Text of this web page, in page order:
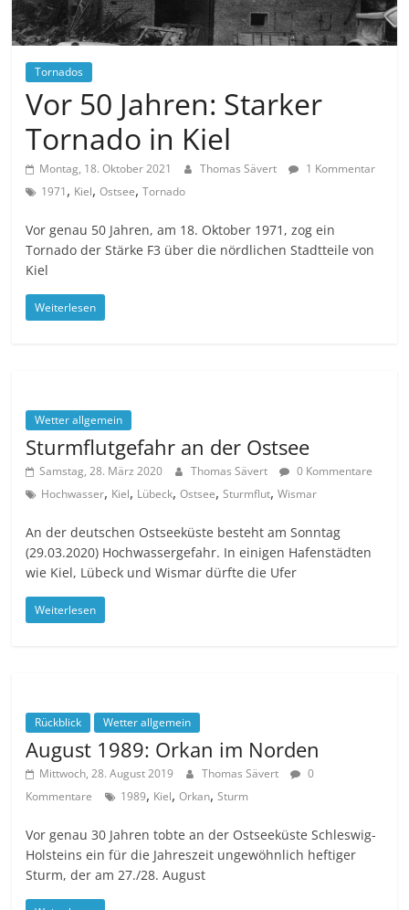
Tornados
Vor 50 Jahren: Starker
Tornado in Kiel
Montag, 18. Oktober 2021 Thomas Sävert
1 Kommentar
1971, Kiel,Ostsee,Tornado
Vor genau 50 Jahren, am 18. Oktober 1971, zog ein
Tornado der Stärke F3 über die nördlichen Stadtteile von
Kiel
Weiterlesen
Wetter allgemein
Sturmflutgefahr an der Ostsee
Samstag, 28. März 2020 Thomas Sävert
0 Kommentare
Hochwasser, Kiel, Lübeck,Ostsee,Sturmflut,Wismar
An der deutschen Ostseeküste besteht am Sonntag
(29.03.2020) Hochwassergefahr. In einigen Hafenstädten
wie Kiel, Lübeck und Wismar dürfte die Ufer
Weiterlesen
Rückblick Wetter allgemein
August 1989: Orkan im Norden
Mittwoch, 28. August 2019 Thomas Sävert
0
Kommentare
1989, Kiel,Orkan,Sturm
Vor genau 30 Jahren tobte an der Ostseeküste Schleswig-
Holsteins ein für die Jahreszeit ungewöhnlich heftiger
Sturm, der am 27./28. August